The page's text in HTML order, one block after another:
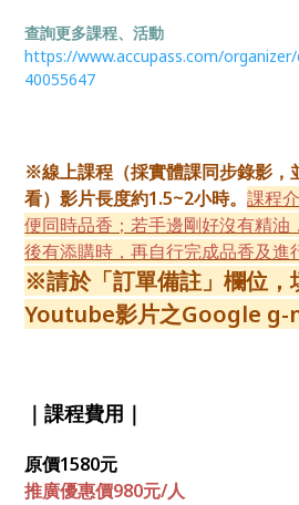
查詢更多課程、活動
https://www.accupass.com/
40055647
※線上課程（採實體課同步錄影
看）影片長度約1.5~2小時。課程
便同時品香；若手邊剛好沒有精油
後有添購時，再自行完成品香及進
※請於「訂單備註」欄位，
Youtube影片之Google g-
｜課程費用｜
原價1580元
推廣優惠價980元/人